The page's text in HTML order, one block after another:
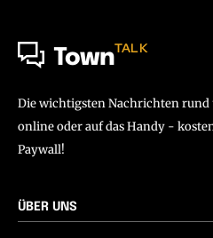
TownTALK
Die wichtigsten Nachrichten rund
online oder auf das Handy -
Paywall!
ÜBER UNS